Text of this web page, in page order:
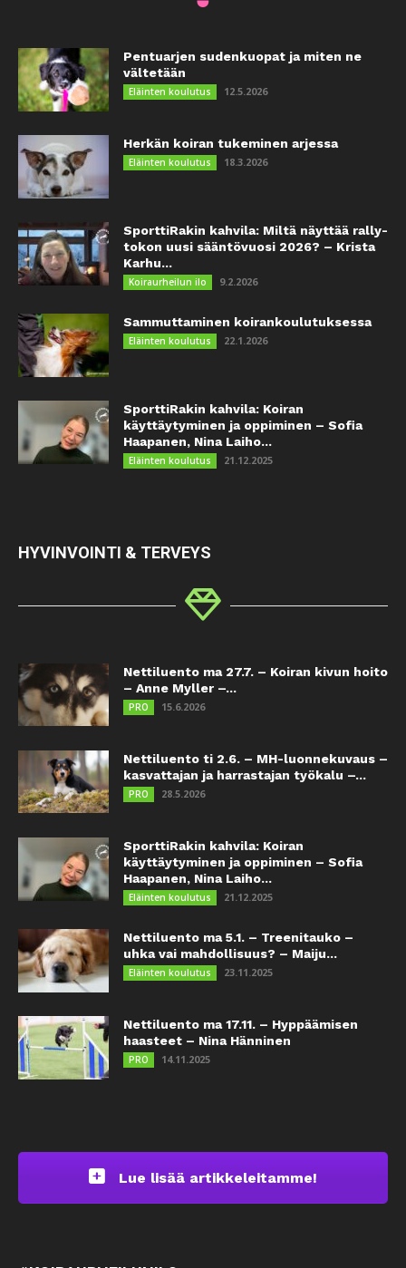
Pentuarjen sudenkuopat ja miten ne
vältetään
Eläinten koulutus 12.5.2026
Herkän koiran tukeminen arjessa
Eläinten koulutus 18.3.2026
SporttiRakin kahvila: Miltä näyttää rally-
tokon uusi sääntövuosi 2026? – Krista
Karhu...
Koiraurheilun ilo 9.2.2026
Sammuttaminen koirankoulutuksessa
Eläinten koulutus 22.1.2026
SporttiRakin kahvila: Koiran
käyttäytyminen ja oppiminen – Sofia
Haapanen, Nina Laiho...
Eläinten koulutus 21.12.2025
HYVINVOINTI & TERVEYS
Nettiluento ma 27.7. – Koiran kivun hoito
– Anne Myller –...
PRO 15.6.2026
Nettiluento ti 2.6. – MH-luonnekuvaus –
kasvattajan ja harrastajan työkalu –...
PRO 28.5.2026
SporttiRakin kahvila: Koiran
käyttäytyminen ja oppiminen – Sofia
Haapanen, Nina Laiho...
Eläinten koulutus 21.12.2025
Nettiluento ma 5.1. – Treenitauko –
uhka vai mahdollisuus? – Maiju...
Eläinten koulutus 23.11.2025
Nettiluento ma 17.11. – Hyppäämisen
haasteet – Nina Hänninen
PRO 14.11.2025
Lue lisää artikkeleitamme!